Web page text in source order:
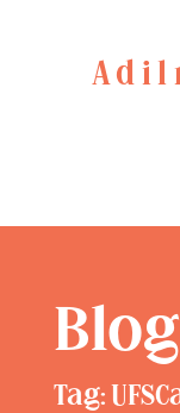
Blog
Tag: